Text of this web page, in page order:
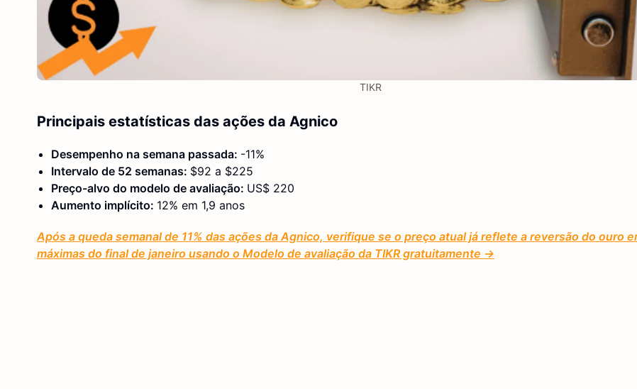
TIKR
Principais estatísticas das ações da Agnico
Desempenho na semana passada: -11%
Intervalo de 52 semanas: $92 a $225
Preço-alvo do modelo de avaliação: US$ 220
Aumento implícito: 12% em 1,9 anos
Após a queda semanal de 11% das ações da Agnico, verifique se o preço atual já reflete a reversão do ouro
máximas do final de janeiro usando o Modelo de avaliação da TIKR gratuitamente →